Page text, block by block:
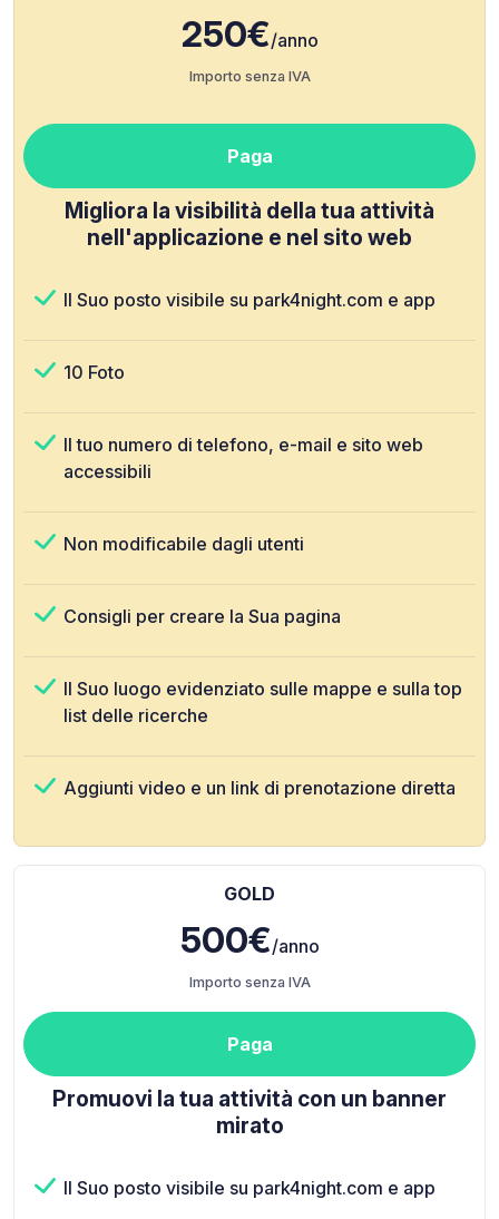
250€/anno
Importo senza IVA
Paga
Migliora la visibilità della tua attività
nell'applicazione e nel sito web
Il Suo posto visibile su park4night.com e app
10 Foto
Il tuo numero di telefono, e-mail e sito web
accessibili
Non modificabile dagli utenti
Consigli per creare la Sua pagina
Il Suo luogo evidenziato sulle mappe e sulla top
list delle ricerche
Aggiunti video e un link di prenotazione diretta
GOLD
500€/anno
Importo senza IVA
Paga
Promuovi la tua attività con un banner
mirato
Il Suo posto visibile su park4night.com e app